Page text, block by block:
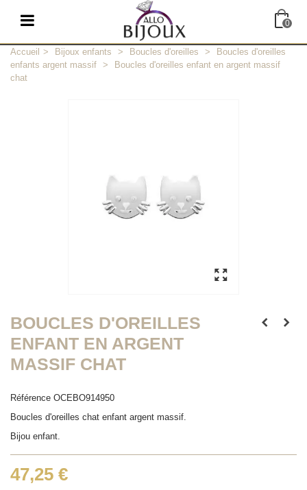
0
Accueil > Bijoux enfants > Boucles d'oreilles >
Boucles d'oreilles
enfants argent massif >
Boucles d'oreilles enfant en argent massif
chat
BOUCLES D'OREILLES
ENFANT EN ARGENT
MASSIF CHAT
Référence OCEBO914950
Boucles d'oreilles chat enfant argent massif.
Bijou enfant.
47,25 €